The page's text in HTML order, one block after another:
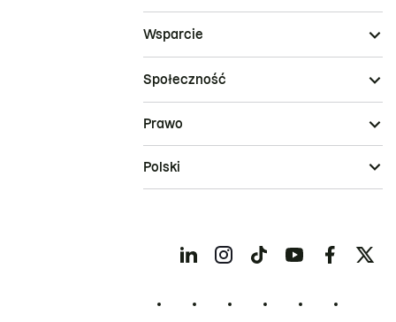
Wsparcie
Społeczność
Prawo
Polski